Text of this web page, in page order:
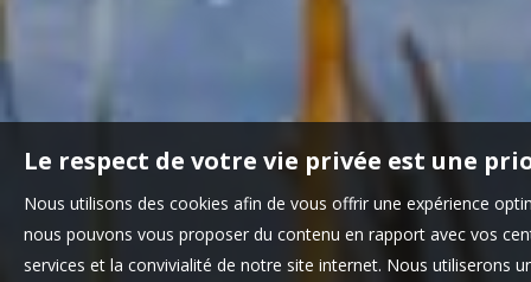
Le respect de votre vie privée est une
Nous utilisons des cookies afin de vous offrir une expérience
nous pouvons vous proposer du contenu en rapport avec vos
services et la convivialité de notre site internet. Nous utiliserons